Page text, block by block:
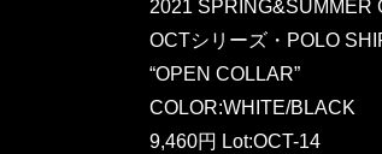
2021 SPRING&SUMMER
OCTシリーズ・POLO
“OPEN COLLAR”
COLOR:WHITE/BLACK
9,460円 Lot:OCT-14